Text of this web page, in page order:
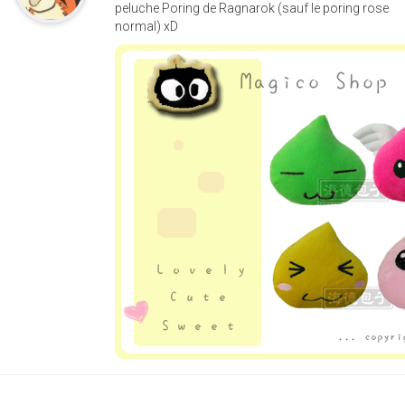
peluche Poring de Ragnarok (sauf le poring rose
normal) xD